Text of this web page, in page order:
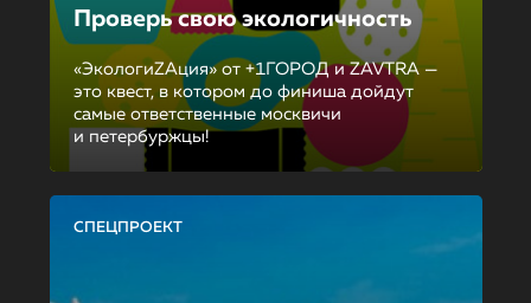
Проверь свою экологичность
«ЭкологиZAция» от +1ГОРОД и ZAVTRA —
это квест, в котором до финиша дойдут
самые ответственные москвичи
и петербуржцы!
СПЕЦПРОЕКТ